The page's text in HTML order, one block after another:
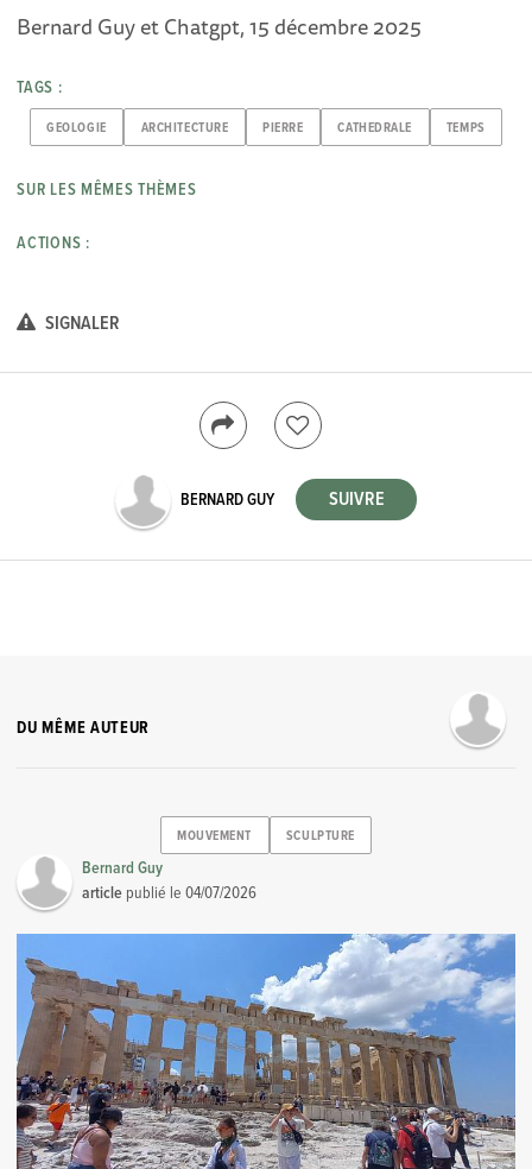
Bernard Guy et Chatgpt, 15 décembre 2025
TAGS :
GEOLOGIE ARCHITECTURE PIERRE CATHEDRALE TEMPS
SUR LES MÊMES THÈMES
ACTIONS :
SIGNALER
BERNARD GUY
DU MÊME AUTEUR
MOUVEMENT SCULPTURE
Bernard Guy
article publié le04/07/2026